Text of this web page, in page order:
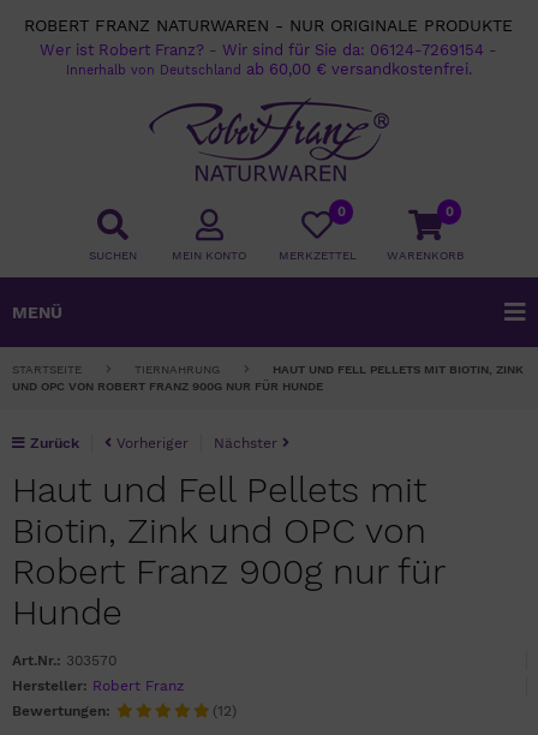
ROBERT FRANZ NATURWAREN - NUR ORIGINALE PRODUKTE
Wer ist Robert Franz? -Wir sind für Sie da: 06124-7269154 -
Innerhalb von Deutschland ab 60,00 € versandkostenfrei.
SUCHEN
0
WARENKORB
0
MERKZETTEL
MEIN KONTO
MENÜ
STARTSEITE TIERNAHRUNG
HAUT UND FELL PELLETS MIT BIOTIN, ZINK
UND OPC VON ROBERT FRANZ 900G NUR FÜR HUNDE
Haut und Fell Pellets mit
Biotin, Zink und OPC von
Robert Franz 900g nur für
Hunde
Art.Nr.: 303570
Hersteller: Robert Franz
Bewertungen:
(12)
Zurück Vorheriger Nächster